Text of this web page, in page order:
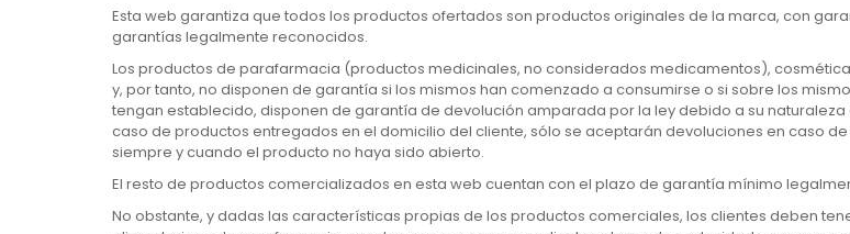
Esta web garantiza que todos los productos ofertados son productos originales de la marca, con
garantías legalmente reconocidos.
Los productos de parafarmacia (productos medicinales, no considerados medicamentos),
y, por tanto, no disponen de garantía si los mismos han comenzado a consumirse o si sobre los
tengan establecido, disponen de garantía de devolución amparada por la ley debido a su
caso de productos entregados en el domicilio del cliente, sólo se aceptarán devoluciones en caso
siempre y cuando el producto no haya sido abierto.
El resto de productos comercializados en esta web cuentan con el plazo de garantía mínimo
No obstante, y dadas las características propias de los productos comerciales, los clientes deben